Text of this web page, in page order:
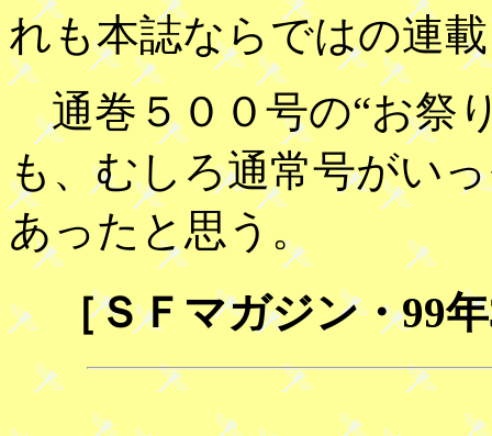
れも本誌ならではの連
通巻５００号の“お祭
も、むしろ通常号がい
あったと思う。
［ＳＦマガジン・99